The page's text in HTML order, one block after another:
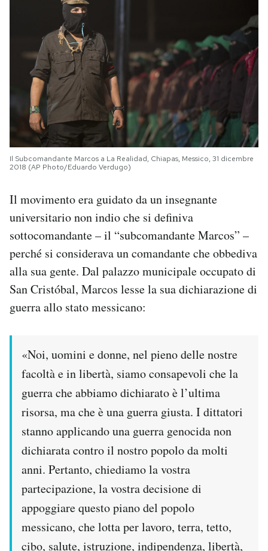
Il Subcomandante Marcos a La Realidad, Chiapas, Messico, 31 dicembre
2018 (AP Photo/Eduardo Verdugo)
Il movimento era guidato da un insegnante
universitario non indio che si definiva
sottocomandante – il “subcomandante Marcos” –
perché si considerava un comandante che obbediva
alla sua gente. Dal palazzo municipale occupato di
San Cristóbal, Marcos lesse la sua dichiarazione di
guerra allo stato messicano:
«Noi, uomini e donne, nel pieno delle nostre
facoltà e in libertà, siamo consapevoli che la
guerra che abbiamo dichiarato è l’ultima
risorsa, ma che è una guerra giusta. I dittatori
stanno applicando una guerra genocida non
dichiarata contro il nostro popolo da molti
anni. Pertanto, chiediamo la vostra
partecipazione, la vostra decisione di
appoggiare questo piano del popolo
messicano, che lotta per lavoro, terra, tetto,
cibo, salute, istruzione, indipendenza, libertà,